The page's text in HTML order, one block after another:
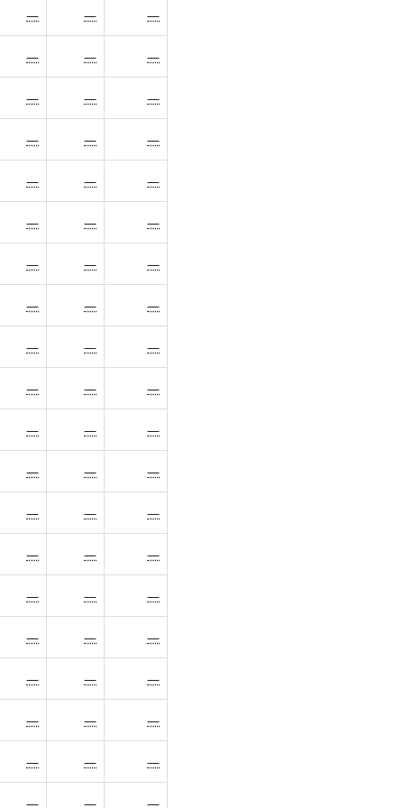
— — —
— — —
— — —
— — —
— — —
— — —
— — —
— — —
— — —
— — —
— — —
— — —
— — —
— — —
— — —
— — —
— — —
— — —
— — —
— — —